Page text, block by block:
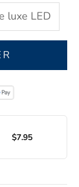
luxe LED
$7.95